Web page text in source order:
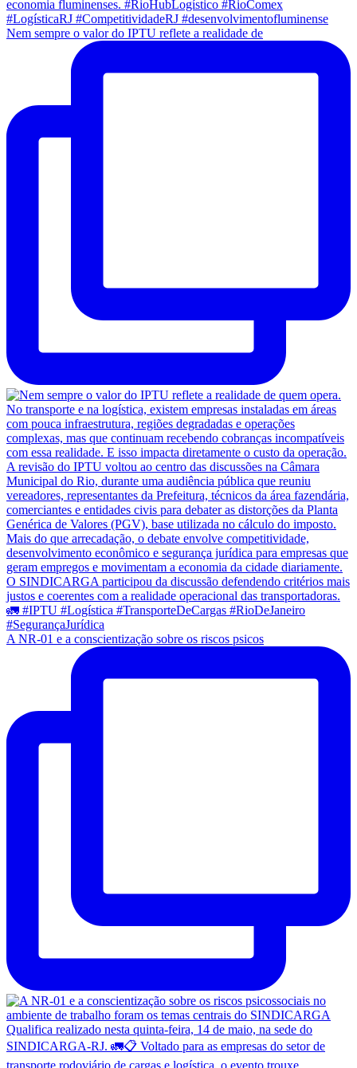
Nem sempre o valor do IPTU reflete a realidade de
A NR-01 e a conscientização sobre os riscos psicos